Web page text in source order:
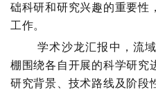
础科研和研究兴趣的重要性
工作。
学术沙龙汇报中，流
棚围绕各自开展的科学研究
研究背景、技术路线及阶段